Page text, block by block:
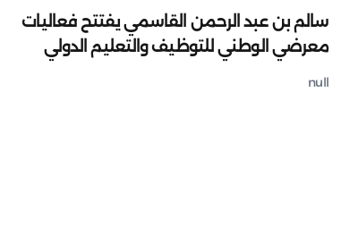
سالم بن عبد الرحمن القاسمي يفتتح فعاليات
معرضي الوطني للتوظيف والتعليم الدولي
null